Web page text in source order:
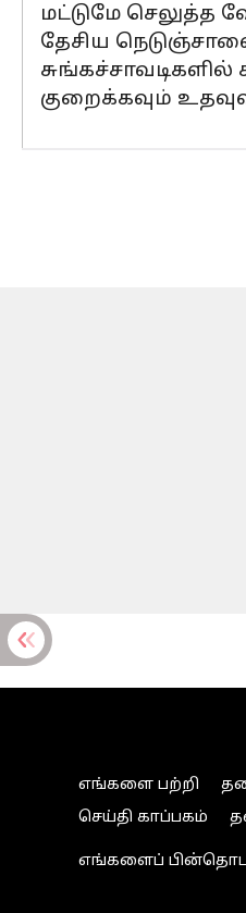
மட்டுமே செலுத்த
தேசிய
குறைக்கவும்
எங்களை பற்றி
செய்தி காப்பகம்
எங்களைப்